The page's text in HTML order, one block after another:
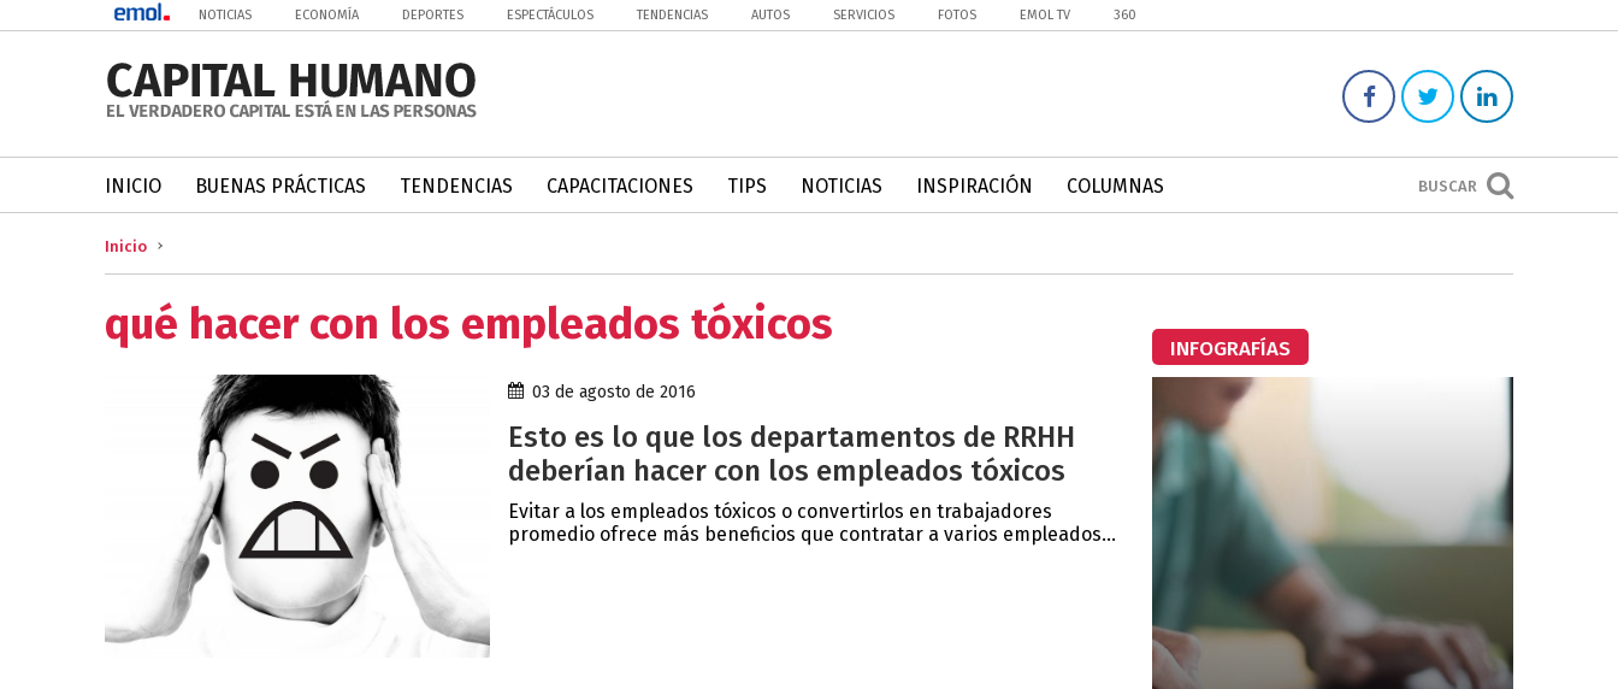
NOTICIAS ECONOMÍA DEPORTES ESPECTÁCULOS TENDENCIAS AUTOS SERVICIOS FOTOS EMOL TV 360
BUSCAR
INICIO BUENAS PRÁCTICAS TENDENCIAS CAPACITACIONES TIPS NOTICIAS INSPIRACIÓN COLUMNAS
Inicio
qué hacer con los empleados tóxicos
03 de agosto de 2016
Esto es lo que los departamentos de RRHH
deberían hacer con los empleados tóxicos
Evitar a los empleados tóxicos o convertirlos en trabajadores
promedio ofrece más beneficios que contratar a varios empleados...
INFOGRAFÍAS